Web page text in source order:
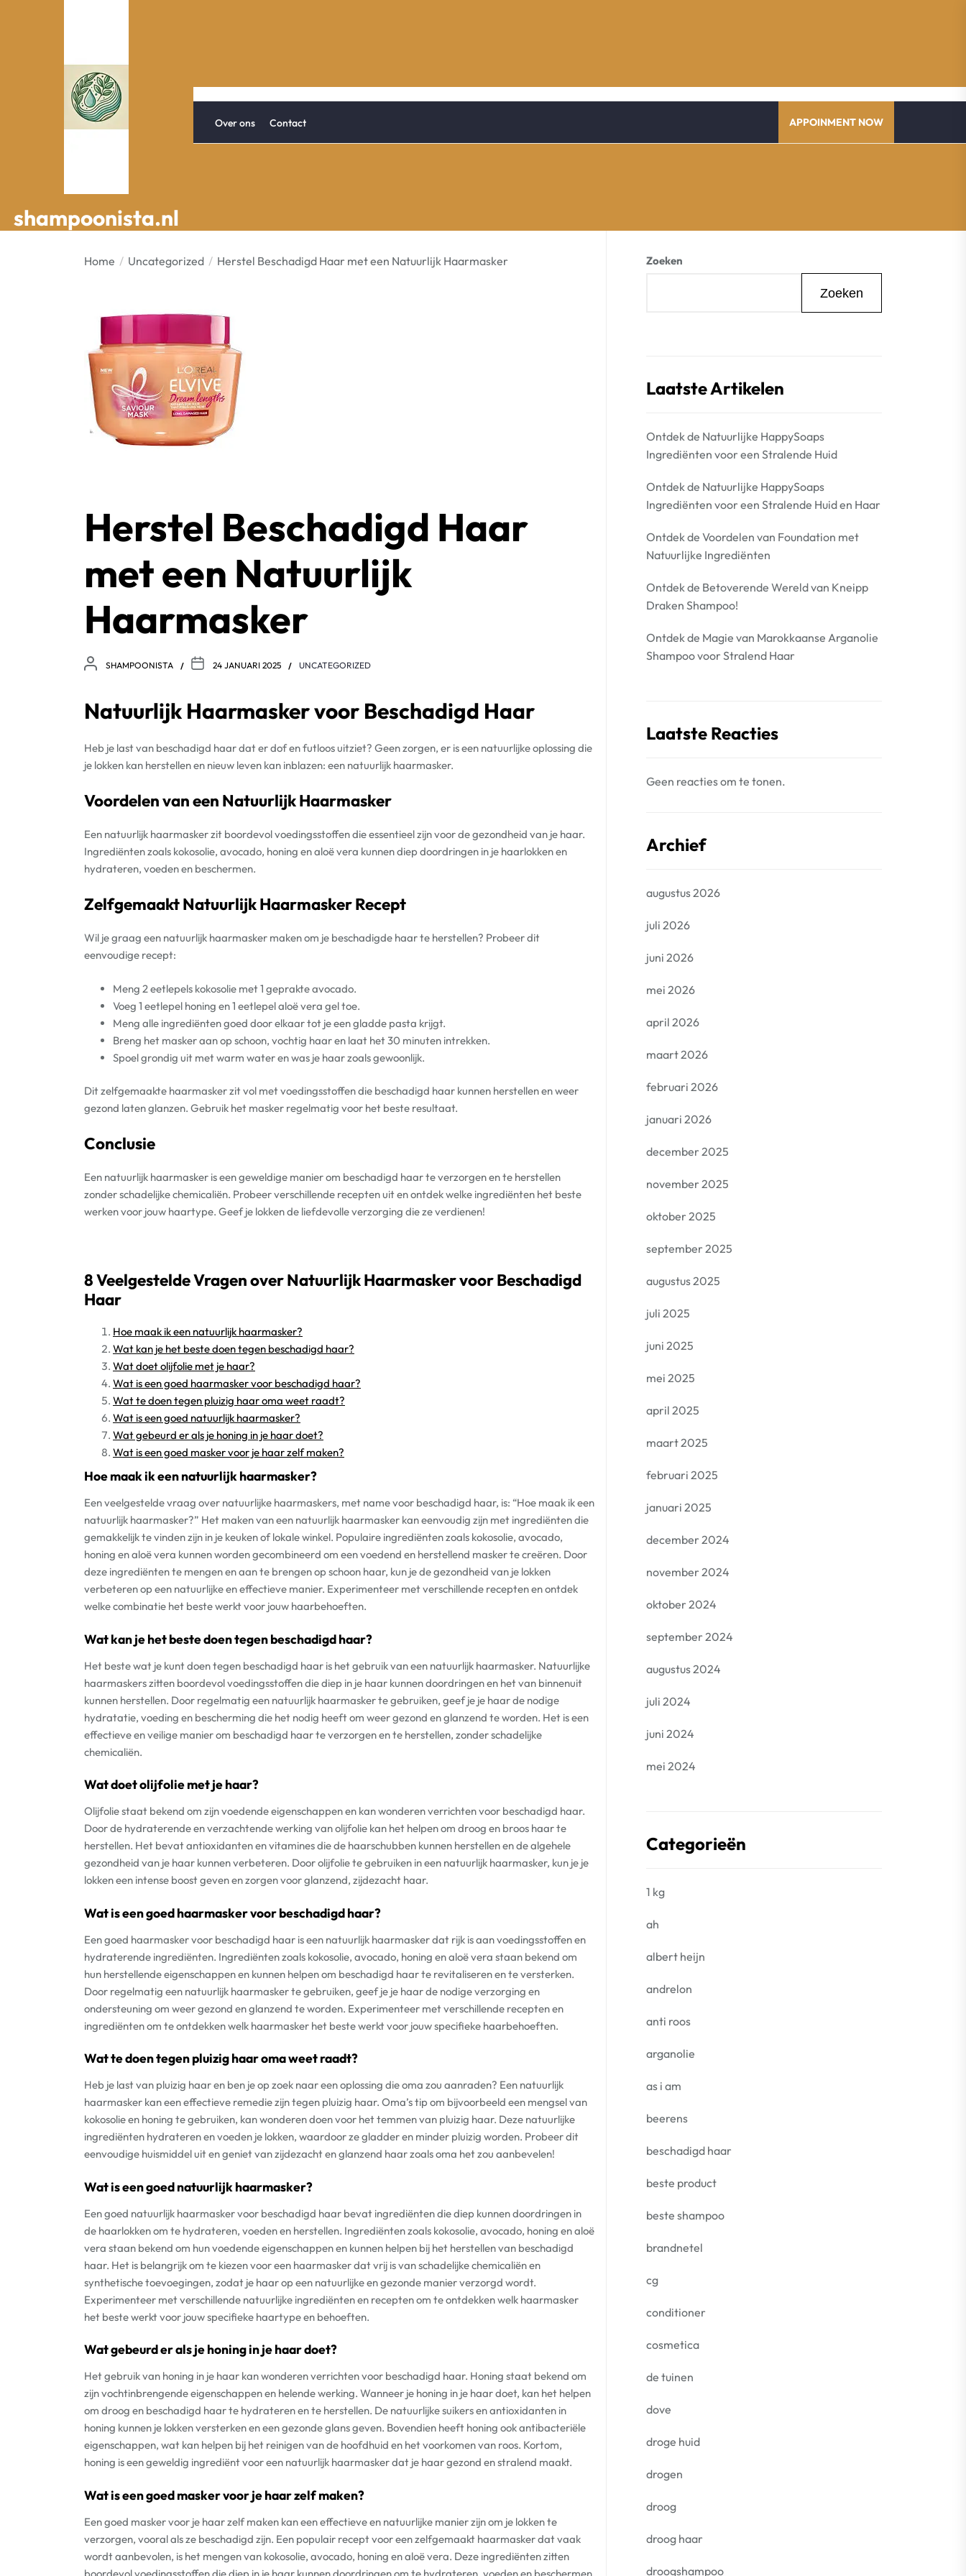
shampoonista.nl
shampoonista.nl
Over ons Contact APPOINMENT NOW
Home Uncategorized Herstel Beschadigd Haar met een Natuurlijk Haarmasker
Herstel Beschadigd Haar
met een Natuurlijk
Haarmasker
SHAMPOONISTA 24 JANUARI 2025 UNCATEGORIZED
Natuurlijk Haarmasker voor Beschadigd Haar
Heb je last van beschadigd haar dat er dof en futloos uitziet? Geen zorgen, er is een natuurlijke oplossing die
je lokken kan herstellen en nieuw leven kan inblazen: een natuurlijk haarmasker.
Voordelen van een Natuurlijk Haarmasker
Een natuurlijk haarmasker zit boordevol voedingsstoffen die essentieel zijn voor de gezondheid van je haar.
Ingrediënten zoals kokosolie, avocado, honing en aloë vera kunnen diep doordringen in je haarlokken en
hydrateren, voeden en beschermen.
Zelfgemaakt Natuurlijk Haarmasker Recept
Wil je graag een natuurlijk haarmasker maken om je beschadigde haar te herstellen? Probeer dit
eenvoudige recept:
Meng 2 eetlepels kokosolie met 1 geprakte avocado.
Voeg 1 eetlepel honing en 1 eetlepel aloë vera gel toe.
Meng alle ingrediënten goed door elkaar tot je een gladde pasta krijgt.
Breng het masker aan op schoon, vochtig haar en laat het 30 minuten intrekken.
Spoel grondig uit met warm water en was je haar zoals gewoonlijk.
Dit zelfgemaakte haarmasker zit vol met voedingsstoffen die beschadigd haar kunnen herstellen en weer
gezond laten glanzen. Gebruik het masker regelmatig voor het beste resultaat.
Conclusie
Een natuurlijk haarmasker is een geweldige manier om beschadigd haar te verzorgen en te herstellen
zonder schadelijke chemicaliën. Probeer verschillende recepten uit en ontdek welke ingrediënten het beste
werken voor jouw haartype. Geef je lokken de liefdevolle verzorging die ze verdienen!
8 Veelgestelde Vragen over Natuurlijk Haarmasker voor Beschadigd
Haar
Hoe maak ik een natuurlijk haarmasker?
Wat kan je het beste doen tegen beschadigd haar?
Wat doet olijfolie met je haar?
Wat is een goed haarmasker voor beschadigd haar?
Wat te doen tegen pluizig haar oma weet raadt?
Wat is een goed natuurlijk haarmasker?
Wat gebeurd er als je honing in je haar doet?
Wat is een goed masker voor je haar zelf maken?
Hoe maak ik een natuurlijk haarmasker?
Een veelgestelde vraag over natuurlijke haarmaskers, met name voor beschadigd haar, is: “Hoe maak ik een
natuurlijk haarmasker?” Het maken van een natuurlijk haarmasker kan eenvoudig zijn met ingrediënten die
gemakkelijk te vinden zijn in je keuken of lokale winkel. Populaire ingrediënten zoals kokosolie, avocado,
honing en aloë vera kunnen worden gecombineerd om een voedend en herstellend masker te creëren. Door
deze ingrediënten te mengen en aan te brengen op schoon haar, kun je de gezondheid van je lokken
verbeteren op een natuurlijke en effectieve manier. Experimenteer met verschillende recepten en ontdek
welke combinatie het beste werkt voor jouw haarbehoeften.
Wat kan je het beste doen tegen beschadigd haar?
Het beste wat je kunt doen tegen beschadigd haar is het gebruik van een natuurlijk haarmasker. Natuurlijke
haarmaskers zitten boordevol voedingsstoffen die diep in je haar kunnen doordringen en het van binnenuit
kunnen herstellen. Door regelmatig een natuurlijk haarmasker te gebruiken, geef je je haar de nodige
hydratatie, voeding en bescherming die het nodig heeft om weer gezond en glanzend te worden. Het is een
effectieve en veilige manier om beschadigd haar te verzorgen en te herstellen, zonder schadelijke
chemicaliën.
Wat doet olijfolie met je haar?
Olijfolie staat bekend om zijn voedende eigenschappen en kan wonderen verrichten voor beschadigd haar.
Door de hydraterende en verzachtende werking van olijfolie kan het helpen om droog en broos haar te
herstellen. Het bevat antioxidanten en vitamines die de haarschubben kunnen herstellen en de algehele
gezondheid van je haar kunnen verbeteren. Door olijfolie te gebruiken in een natuurlijk haarmasker, kun je je
lokken een intense boost geven en zorgen voor glanzend, zijdezacht haar.
Wat is een goed haarmasker voor beschadigd haar?
Een goed haarmasker voor beschadigd haar is een natuurlijk haarmasker dat rijk is aan voedingsstoffen en
hydraterende ingrediënten. Ingrediënten zoals kokosolie, avocado, honing en aloë vera staan bekend om
hun herstellende eigenschappen en kunnen helpen om beschadigd haar te revitaliseren en te versterken.
Door regelmatig een natuurlijk haarmasker te gebruiken, geef je je haar de nodige verzorging en
ondersteuning om weer gezond en glanzend te worden. Experimenteer met verschillende recepten en
ingrediënten om te ontdekken welk haarmasker het beste werkt voor jouw specifieke haarbehoeften.
Wat te doen tegen pluizig haar oma weet raadt?
Heb je last van pluizig haar en ben je op zoek naar een oplossing die oma zou aanraden? Een natuurlijk
haarmasker kan een effectieve remedie zijn tegen pluizig haar. Oma’s tip om bijvoorbeeld een mengsel van
kokosolie en honing te gebruiken, kan wonderen doen voor het temmen van pluizig haar. Deze natuurlijke
ingrediënten hydrateren en voeden je lokken, waardoor ze gladder en minder pluizig worden. Probeer dit
eenvoudige huismiddel uit en geniet van zijdezacht en glanzend haar zoals oma het zou aanbevelen!
Wat is een goed natuurlijk haarmasker?
Een goed natuurlijk haarmasker voor beschadigd haar bevat ingrediënten die diep kunnen doordringen in
de haarlokken om te hydrateren, voeden en herstellen. Ingrediënten zoals kokosolie, avocado, honing en aloë
vera staan bekend om hun voedende eigenschappen en kunnen helpen bij het herstellen van beschadigd
haar. Het is belangrijk om te kiezen voor een haarmasker dat vrij is van schadelijke chemicaliën en
synthetische toevoegingen, zodat je haar op een natuurlijke en gezonde manier verzorgd wordt.
Experimenteer met verschillende natuurlijke ingrediënten en recepten om te ontdekken welk haarmasker
het beste werkt voor jouw specifieke haartype en behoeften.
Wat gebeurd er als je honing in je haar doet?
Het gebruik van honing in je haar kan wonderen verrichten voor beschadigd haar. Honing staat bekend om
zijn vochtinbrengende eigenschappen en helende werking. Wanneer je honing in je haar doet, kan het helpen
om droog en beschadigd haar te hydrateren en te herstellen. De natuurlijke suikers en antioxidanten in
honing kunnen je lokken versterken en een gezonde glans geven. Bovendien heeft honing ook antibacteriële
eigenschappen, wat kan helpen bij het reinigen van de hoofdhuid en het voorkomen van roos. Kortom,
honing is een geweldig ingrediënt voor een natuurlijk haarmasker dat je haar gezond en stralend maakt.
Wat is een goed masker voor je haar zelf maken?
Een goed masker voor je haar zelf maken kan een effectieve en natuurlijke manier zijn om je lokken te
verzorgen, vooral als ze beschadigd zijn. Een populair recept voor een zelfgemaakt haarmasker dat vaak
wordt aanbevolen, is het mengen van kokosolie, avocado, honing en aloë vera. Deze ingrediënten zitten
boordevol voedingsstoffen die diep in je haar kunnen doordringen om te hydrateren, voeden en beschermen.
Zoeken
Zoeken
Laatste Artikelen
Ontdek de Natuurlijke HappySoaps
Ingrediënten voor een Stralende Huid
Ontdek de Natuurlijke HappySoaps
Ingrediënten voor een Stralende Huid en Haar
Ontdek de Voordelen van Foundation met
Natuurlijke Ingrediënten
Ontdek de Betoverende Wereld van Kneipp
Draken Shampoo!
Ontdek de Magie van Marokkaanse Arganolie
Shampoo voor Stralend Haar
Laatste Reacties
Geen reacties om te tonen.
Archief
augustus 2026
juli 2026
juni 2026
mei 2026
april 2026
maart 2026
februari 2026
januari 2026
december 2025
november 2025
oktober 2025
september 2025
augustus 2025
juli 2025
juni 2025
mei 2025
april 2025
maart 2025
februari 2025
januari 2025
december 2024
november 2024
oktober 2024
september 2024
augustus 2024
juli 2024
juni 2024
mei 2024
Categorieën
1 kg
ah
albert heijn
andrelon
anti roos
arganolie
as i am
beerens
beschadigd haar
beste product
beste shampoo
brandnetel
cg
conditioner
cosmetica
de tuinen
dove
droge huid
drogen
droog
droog haar
droogshampoo